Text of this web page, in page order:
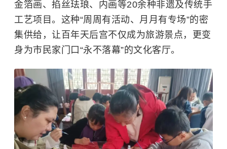
金箔画、掐丝珐琅、内画等20余种非遗及传统手
工艺项目。这种“周周有活动、月月有专场”的密
集供给，让百年天后宫不仅成为旅游景点，更变
身为市民家门口“永不落幕”的文化客厅。